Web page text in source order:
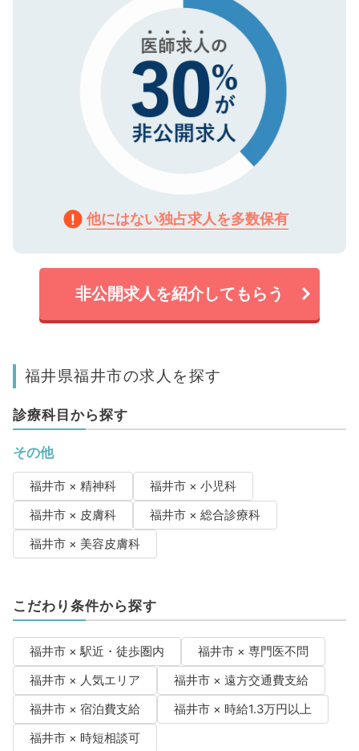
他にはない独占求人を多数保有
非公開求人を紹介してもらう
福井県福井市の求人を探す
診療科目から探す
その他
福井市 × 精神科
福井市 × 小児科
福井市 × 皮膚科
福井市 × 総合診療科
福井市 × 美容皮膚科
こだわり条件から探す
福井市 × 駅近・徒歩圏内
福井市 × 専門医不問
福井市 × 人気エリア
福井市 × 遠方交通費支給
福井市 × 宿泊費支給
福井市 × 時給1.3万円以上
福井市 × 時短相談可